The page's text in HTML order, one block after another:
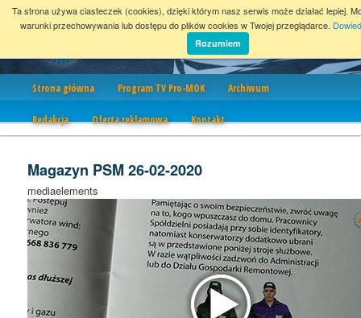
Strona główna Program TV Pro-MOK Archiwum
Redakcja Oferta reklamowa Kontakt
Magazyn PSM 26-02-2020
mediaelements
Ta strona używa ciasteczek (cookies), dzięki którym nasz serwis może działać lepiej.
warunki przechowywania lub dostępu do plików cookies w Twojej przeglądarce.
Rozumiem